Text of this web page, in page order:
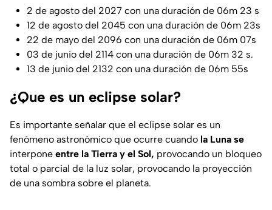
2 de agosto del 2027 con una duración de 06m 23 s
12 de agosto del 2045 con una duración de 06m 23s
22 de mayo del 2096 con una duración de 06m 07s
03 de junio del 2114 con una duración de 06m 32 s.
13 de junio del 2132 con una duración de 06m 55s
¿Que es un eclipse solar?
Es importante señalar que el eclipse solar es un
fenómeno astronómico que ocurre cuando la Luna se
interpone entre la Tierra y el Sol, provocando un bloqueo
total o parcial de la luz solar, provocando la proyección
de una sombra sobre el planeta.